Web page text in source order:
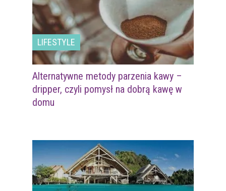
LIFESTYLE
Alternatywne metody parzenia kawy –
dripper, czyli pomysł na dobrą kawę w
domu